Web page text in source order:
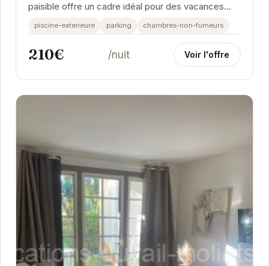
paisible offre un cadre idéal pour des vacances
relaxantes. Profitez de la piscine, de la...
piscine-exterieure parking chambres-non-fumeurs
210€ /nuit Voir l'offre